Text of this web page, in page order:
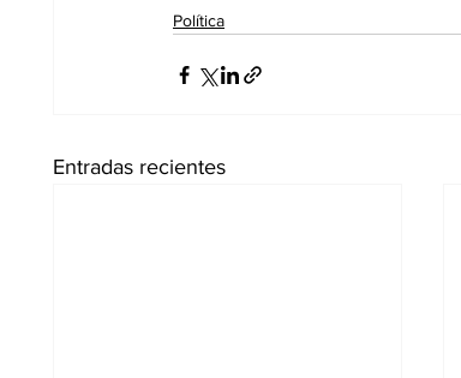
Política
Entradas recientes